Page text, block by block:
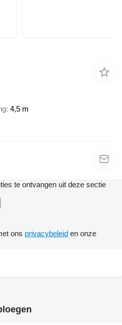
4,5 m
te ontvangen uit deze sectie
ons privacybeleid en onze